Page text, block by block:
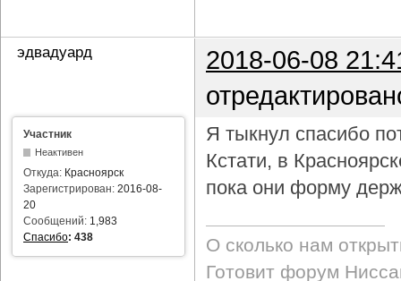
эдвадуард
2018-06-08
Участник
Неактивен
Откуда: Красноярск
Зарегистрирован: 2016-08-
20
Сообщений: 1,983
Спасибо: 438
Я тыкнул спасибо
Кстати, в
пока они форму
О сколько нам
Готовит форум